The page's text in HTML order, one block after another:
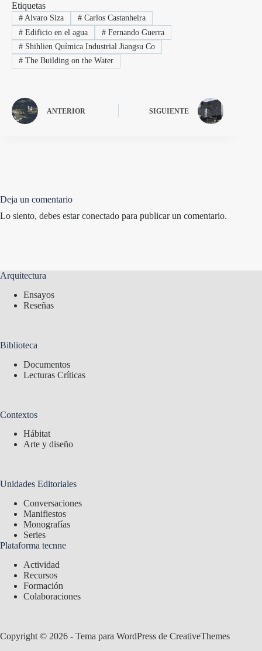
Etiquetas
#Alvaro Siza #Carlos Castanheira
#Edificio en el agua #Fernando Guerra
#Shihlien Química Industrial Jiangsu Co
#The Building on the Water
ANTERIOR SIGUIENTE
Deja un comentario
Lo siento, debes estarconectado para publicar un comentario.
Arquitectura
Ensayos
Reseñas
Biblioteca
Documentos
Lecturas Críticas
Contextos
Hábitat
Arte y diseño
Unidades Editoriales
Conversaciones
Manifiestos
Monografías
Series
Plataforma tecnne
Actividad
Recursos
Formación
Colaboraciones
Copyright © 2026 - Tema para WordPress de CreativeThemes